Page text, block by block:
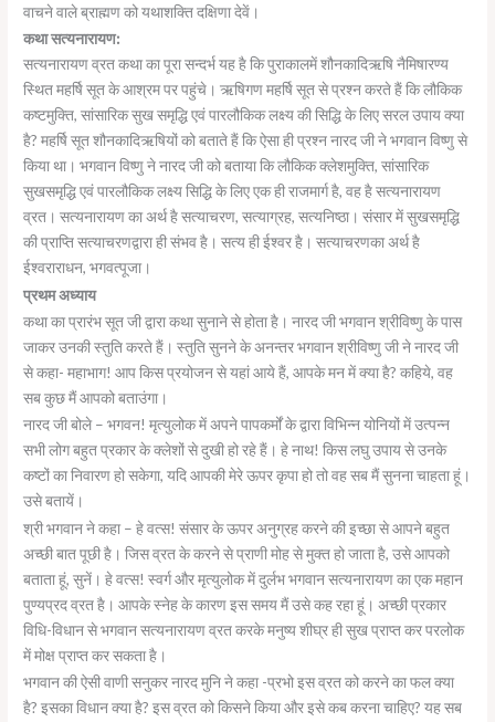
वाचने वाले ब्राह्मण को यथाशक्ति दक्षिणा देवें।
कथा सत्यनारायण:
सत्यनारायण व्रत कथा का पूरा सन्दर्भ यह है कि पुराकालमें शौनकादिऋषि नैमिषारण्य
स्थित महर्षि सूत के आश्रम पर पहुंचे। ऋषिगण महर्षि सूत से प्रश्न करते हैं कि लौकिक
कष्टमुक्ति, सांसारिक सुख समृद्धि एवं पारलौकिक लक्ष्य की सिद्धि के लिए सरल उपाय क्या
है? महर्षि सूत शौनकादिऋषियों को बताते हैं कि ऐसा ही प्रश्न नारद जी ने भगवान विष्णु से
किया था। भगवान विष्णु ने नारद जी को बताया कि लौकिक क्लेशमुक्ति, सांसारिक
सुखसमृद्धि एवं पारलौकिक लक्ष्य सिद्धि के लिए एक ही राजमार्ग है, वह है सत्यनारायण
व्रत। सत्यनारायण का अर्थ है सत्याचरण, सत्याग्रह, सत्यनिष्ठा। संसार में सुखसमृद्धि
की प्राप्ति सत्याचरणद्वारा ही संभव है। सत्य ही ईश्वर है। सत्याचरणका अर्थ है
ईश्वराराधन, भगवत्पूजा।
प्रथम अध्याय
कथा का प्रारंभ सूत जी द्वारा कथा सुनाने से होता है। नारद जी भगवान श्रीविष्णु के पास
जाकर उनकी स्तुति करते हैं। स्तुति सुनने के अनन्तर भगवान श्रीविष्णु जी ने नारद जी
से कहा- महाभाग! आप किस प्रयोजन से यहां आये हैं, आपके मन में क्या है? कहिये, वह
सब कुछ मैं आपको बताउंगा।
नारद जी बोले – भगवन! मृत्युलोक में अपने पापकर्मों के द्वारा विभिन्न योनियों में उत्पन्न
सभी लोग बहुत प्रकार के क्लेशों से दुखी हो रहे हैं। हे नाथ! किस लघु उपाय से उनके
कष्टों का निवारण हो सकेगा, यदि आपकी मेरे ऊपर कृपा हो तो वह सब मैं सुनना चाहता हूं।
उसे बतायें।
श्री भगवान ने कहा – हे वत्स! संसार के ऊपर अनुग्रह करने की इच्छा से आपने बहुत
अच्छी बात पूछी है। जिस व्रत के करने से प्राणी मोह से मुक्त हो जाता है, उसे आपको
बताता हूं, सुनें। हे वत्स! स्वर्ग और मृत्युलोक में दुर्लभ भगवान सत्यनारायण का एक महान
पुण्यप्रद व्रत है। आपके स्नेह के कारण इस समय मैं उसे कह रहा हूं। अच्छी प्रकार
विधि-विधान से भगवान सत्यनारायण व्रत करके मनुष्य शीघ्र ही सुख प्राप्त कर परलोक
में मोक्ष प्राप्त कर सकता है।
भगवान की ऐसी वाणी सनुकर नारद मुनि ने कहा -प्रभो इस व्रत को करने का फल क्या
है? इसका विधान क्या है? इस व्रत को किसने किया और इसे कब करना चाहिए? यह सब